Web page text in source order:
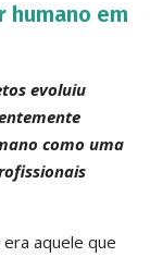
humano em
evoluiu
como uma
aquele que